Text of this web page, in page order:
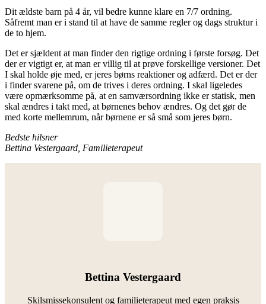
Dit ældste barn på 4 år, vil bedre kunne klare en 7/7 ordning.
Såfremt man er i stand til at have de samme regler og dags struktur i
de to hjem.
Det er sjældent at man finder den rigtige ordning i første forsøg. Det
der er vigtigt er, at man er villig til at prøve forskellige versioner. Det
I skal holde øje med, er jeres børns reaktioner og adfærd. Det er der
i finder svarene på, om de trives i deres ordning. I skal ligeledes
være opmærksomme på, at en samværsordning ikke er statisk, men
skal ændres i takt med, at børnenes behov ændres. Og det gør de
med korte mellemrum, når børnene er så små som jeres børn.
Bedste hilsner
Bettina Vestergaard, Familieterapeut
Bettina Vestergaard
Skilsmissekonsulent og familieterapeut med egen praksis